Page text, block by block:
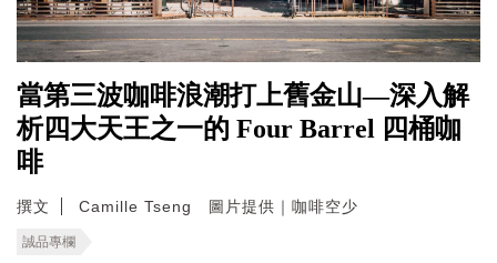
當第三波咖啡浪潮打上舊金山—深入解
析四大天王之一的 Four Barrel 四桶咖
啡
撰文 Camille Tseng 圖片提供｜咖啡空少
誠品專欄